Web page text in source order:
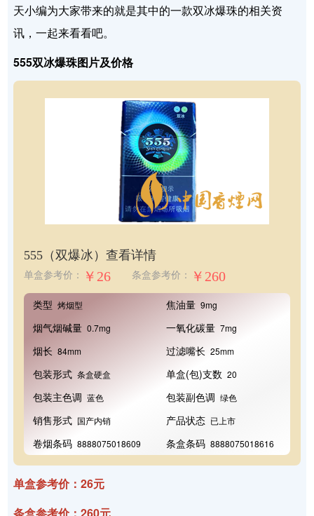
天小编为大家带来的就是其中的一款双冰爆珠的相关资
讯，一起来看看吧。
555双冰爆珠图片及价格
555（双爆冰）查看详情
单盒参考价： ￥26 条盒参考价： ￥260
类型 烤烟型 焦油量 9mg
烟气烟碱量 0.7mg 一氧化碳量 7mg
烟长 84mm 过滤嘴长 25mm
包装形式 条盒硬盒 单盒(包)支数 20
包装主色调 蓝色 包装副色调 绿色
销售形式 国产内销 产品状态 已上市
卷烟条码 8888075018609 条盒条码 8888075018616
单盒参考价：26元
条盒参考价：260元